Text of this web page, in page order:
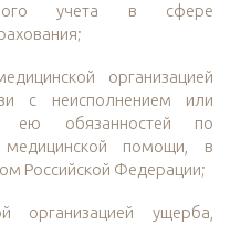
учета в сфере
организацией
с неисполнением или
ею обязанностей по
медицинской помощи, в
Российской Федерации;
организацией ущерба,